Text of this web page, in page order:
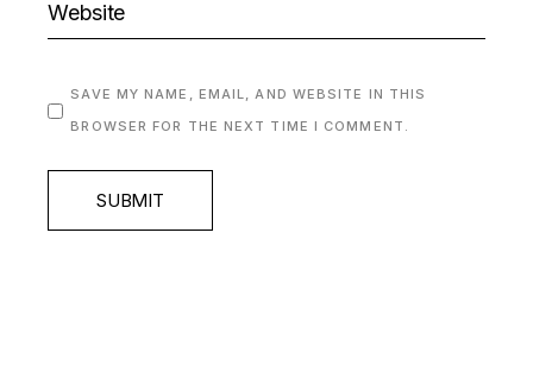
SAVE MY NAME, EMAIL, AND WEBSITE IN THIS
BROWSER FOR THE NEXT TIME I COMMENT.
SUBMIT